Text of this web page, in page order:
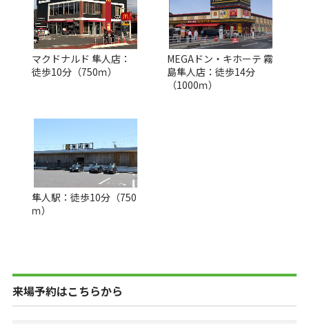
マクドナルド 隼人店：
徒歩10分（750ｍ）
MEGAドン・キホーテ 霧
島隼人店：徒歩14分
（1000ｍ）
隼人駅：徒歩10分（750
ｍ）
来場予約はこちらから